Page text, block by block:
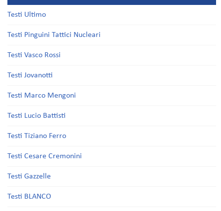
Testi Ultimo
Testi Pinguini Tattici Nucleari
Testi Vasco Rossi
Testi Jovanotti
Testi Marco Mengoni
Testi Lucio Battisti
Testi Tiziano Ferro
Testi Cesare Cremonini
Testi Gazzelle
Testi BLANCO